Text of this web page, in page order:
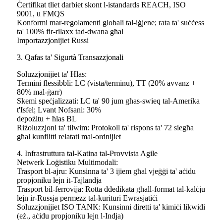
Ċertifikat tliet darbiet skont l-istandards REACH, ISO
9001, u FMQS
Konformi mar-regolamenti globali tal-iġjene; ​​rata ta' suċċess
ta' 100% fir-rilaxx tad-dwana għal
Importazzjonijiet Russi
3. Qafas ta' Sigurtà Transazzjonali
Soluzzjonijiet ta' Ħlas:
Termini flessibbli: LC (vista/terminu), TT (20% avvanz +
80% mal-ġarr)
Skemi speċjalizzati: LC ta' 90 jum għas-swieq tal-Amerika
t'Isfel; Lvant Nofsani: 30%
depożitu + ħlas BL
Riżoluzzjoni ta' tilwim: Protokoll ta' rispons ta' 72 siegħa
għal kunflitti relatati mal-ordnijiet
4. Infrastruttura tal-Katina tal-Provvista Agile
Netwerk Loġistiku Multimodali:
Trasport bl-ajru: Kunsinna ta' 3 ijiem għal vjeġġi ta' aċidu
propjoniku lejn it-Tajlandja
Trasport bil-ferrovija: Rotta ddedikata għall-format tal-kalċju
lejn ir-Russja permezz tal-kurituri Ewrasjatiċi
Soluzzjonijiet ISO TANK: Kunsinni diretti ta' kimiċi likwidi
(eż., aċidu propjoniku lejn l-Indja)